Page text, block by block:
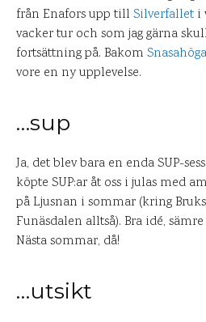
från Enafors upp till Silverfallet i
vacker tur och som jag gärna
fortsättning på. Bakom
vore en ny upplevelse.
…sup
Ja, det blev bara en enda SUP-
köpte SUP:ar åt oss i julas med
på Ljusnan i sommar (kring
Funäsdalen alltså). Bra idé,
Nästa sommar, då!
…utsikt